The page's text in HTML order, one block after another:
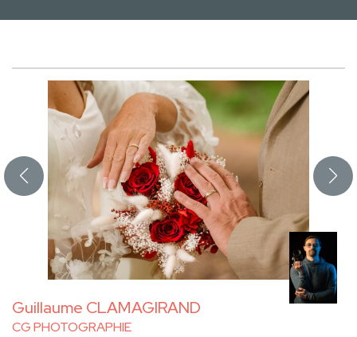
Guillaume CLAMAGIRAND
CG PHOTOGRAPHIE